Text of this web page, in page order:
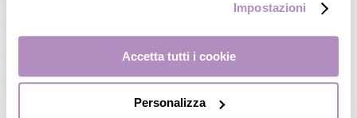
Impostazioni
Accetta tutti i cookie
Personalizza
Conservalatte Materno
―Massaggiagengive